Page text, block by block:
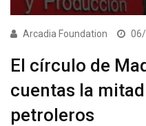
Arcadia Foundation
El círculo de
cuentas la
petroleros